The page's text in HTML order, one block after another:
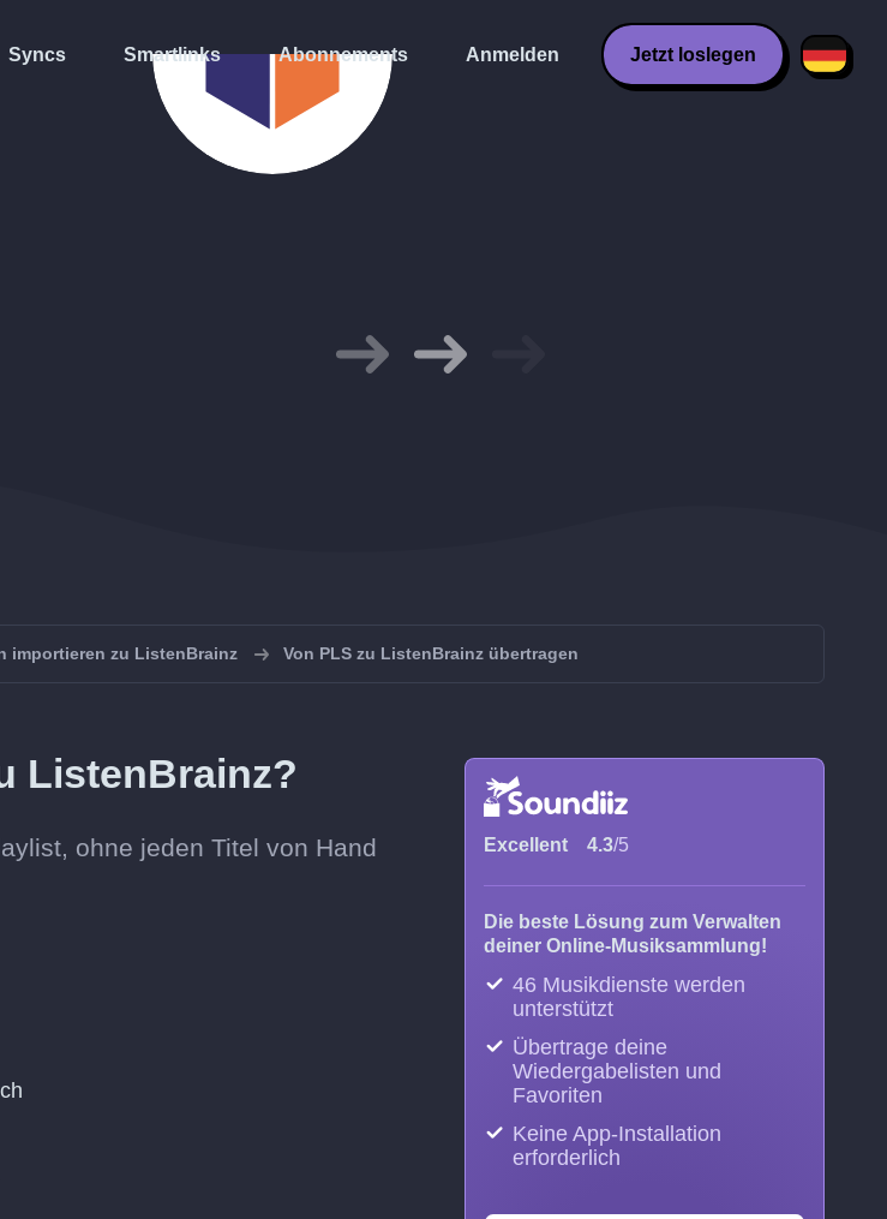
Syncs Smartlinks Abonnements Anmelden Jetzt loslegen
importieren zu ListenBrainz Von PLS zu ListenBrainz übertragen
ListenBrainz?
ohne jeden Titel von Hand
Excellent 4.3/5
Die beste Lösung zum Verwalten
deiner Online-Musiksammlung!
46 Musikdienste werden
unterstützt
Übertrage deine
Wiedergabelisten und
Favoriten
Keine App-Installation
erforderlich